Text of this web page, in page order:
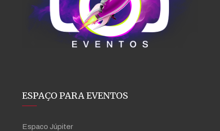
ESPAÇO PARA EVENTOS
Espaco Júpiter